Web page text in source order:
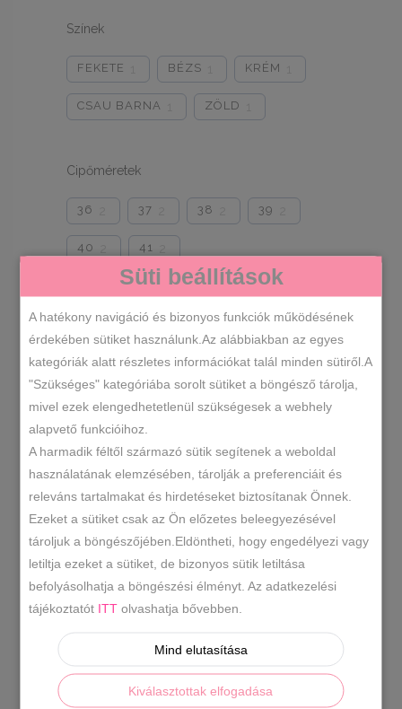
Színek
FEKETE BÉZS KRÉM
CSAU BARNA ZÖLD
Cipőméretek
36 37 38 39
40 41
RENDEZÉS LEGÚJABB ALAPJÁN
Mokaszin Több Színben
Süti beállítások
A hatékony navigáció és bizonyos funkciók működésének
érdekében sütiket használunk.Az alábbiakban az egyes
kategóriák alatt részletes információkat talál minden sütiről.A
"Szükséges" kategóriába sorolt sütiket a böngésző tárolja,
mivel ezek elengedhetetlenül szükségesek a webhely
alapvető funkcióihoz.
A harmadik féltől származó sütik segítenek a weboldal
használatának elemzésében, tárolják a preferenciáit és
releváns tartalmakat és hirdetéseket biztosítanak Önnek.
Ezeket a sütiket csak az Ön előzetes beleegyezésével
tároljuk a böngészőjében.Eldöntheti, hogy engedélyezi vagy
letiltja ezeket a sütiket, de bizonyos sütik letiltása
befolyásolhatja a böngészési élményt. Az adatkezelési
tájékoztatót ITT olvashatja bővebben.
Mind elutasítása
Kiválasztottak elfogadása